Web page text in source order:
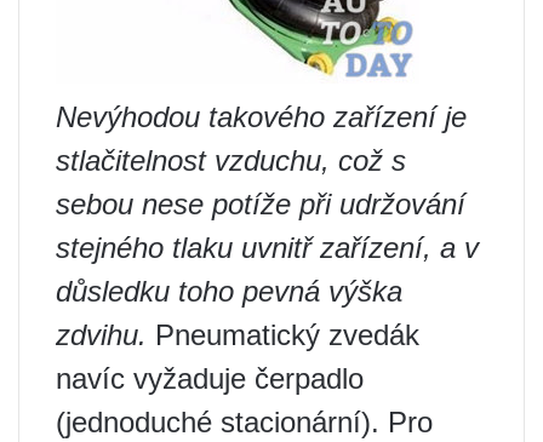
Nevýhodou takového zařízení je
stlačitelnost vzduchu, což s
sebou nese potíže při udržování
stejného tlaku uvnitř zařízení, a v
důsledku toho pevná výška
zdvihu. Pneumatický zvedák
navíc vyžaduje čerpadlo
(jednoduché stacionární). Pro